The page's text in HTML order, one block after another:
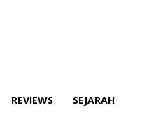
REVIEWS SEJARAH